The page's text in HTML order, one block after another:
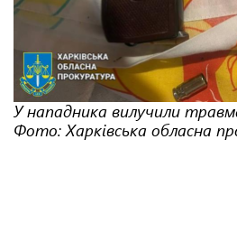
У нападника вилучили
Фото: Харківська обласна